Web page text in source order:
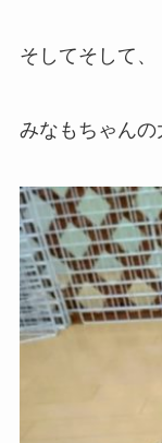
そしてそして、
みなもちゃんの